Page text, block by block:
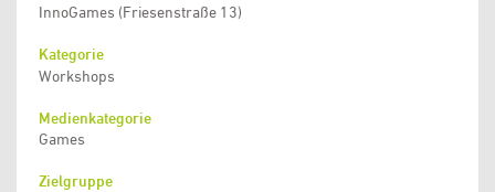
InnoGames (Friesenstraße 13)
Kategorie
Workshops
Medienkategorie
Games
Zielgruppe